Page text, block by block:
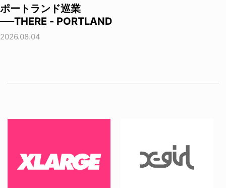
ポートランド巡業
──THERE - PORTLAND
2026.08.04